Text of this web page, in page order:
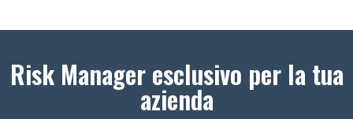
Risk Manager esclusivo per la tua
azienda